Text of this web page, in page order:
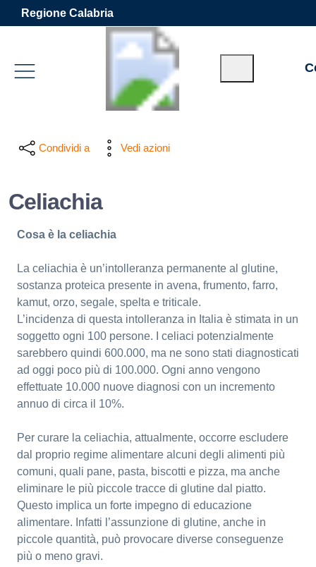
Vai ai contenuti
Vai al footer
Regione Calabria
Condividi a Vedi azioni
Celiachia
Cosa è la celiachia
La celiachia è un’intolleranza permanente al glutine,
sostanza proteica presente in avena, frumento, farro,
kamut, orzo, segale, spelta e triticale.
L’incidenza di questa intolleranza in Italia è stimata in un
soggetto ogni 100 persone. I celiaci potenzialmente
sarebbero quindi 600.000, ma ne sono stati diagnosticati
ad oggi poco più di 100.000. Ogni anno vengono
effettuate 10.000 nuove diagnosi con un incremento
annuo di circa il 10%.
Per curare la celiachia, attualmente, occorre escludere
dal proprio regime alimentare alcuni degli alimenti più
comuni, quali pane, pasta, biscotti e pizza, ma anche
eliminare le più piccole tracce di glutine dal piatto.
Questo implica un forte impegno di educazione
alimentare. Infatti l’assunzione di glutine, anche in
piccole quantità, può provocare diverse conseguenze
più o meno gravi.